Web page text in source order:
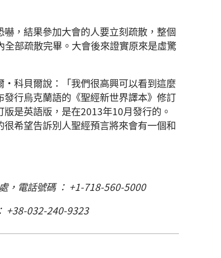
，結果參加大會的人要立刻疏散，整個
部疏散完畢。大會後來證實原來是虛驚
·科貝爾說：「我們很高興可以看到這麼
行烏克蘭語的《聖經新世界譯本》修訂
是英語版，是在2013年10月發行的。
希望告訴別人聖經預言將來會有一個和
，電話號碼 ： +1-718-560-5000
+38-032-240-9323